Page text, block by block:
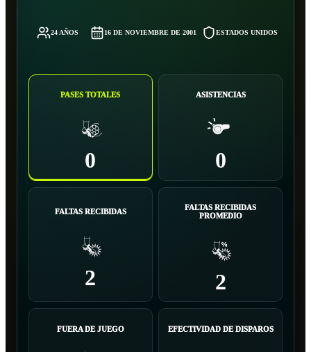
24 AÑOS 16 DE NOVIEMBRE DE 2001 ESTADOS UNIDOS
PASES TOTALES
0
ASISTENCIAS
0
FALTAS RECIBIDAS
2
FALTAS RECIBIDAS
PROMEDIO
2
FUERA DE JUEGO EFECTIVIDAD DE DISPAROS